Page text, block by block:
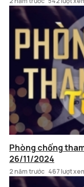
Phòng chống
26/11/2024
2 năm trước 467 lượt